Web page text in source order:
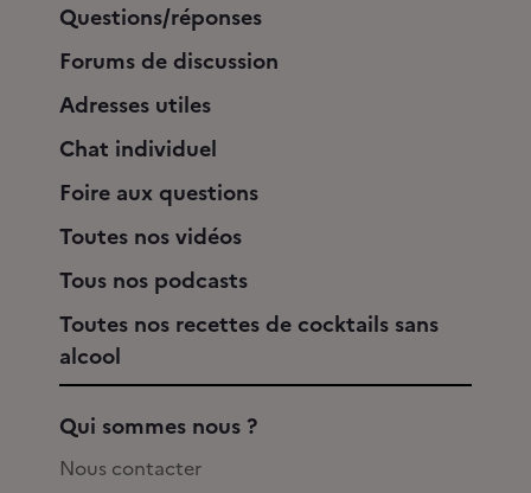
Questions/réponses
Forums de discussion
Adresses utiles
Chat individuel
Foire aux questions
Toutes nos vidéos
Tous nos podcasts
Toutes nos recettes de cocktails sans
alcool
Qui sommes nous ?
Nous contacter